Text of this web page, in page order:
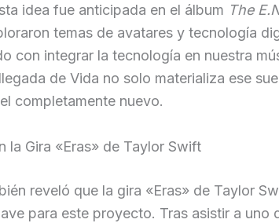
idea fue anticipada en el álbum The
temas de avatares y tecnología
con integrar la tecnología en nuestra
de Vida no solo materializa ese
completamente nuevo.
la Gira «Eras» de Taylor Swift
reveló que la gira «Eras» de Taylor
para este proyecto. Tras asistir a uno